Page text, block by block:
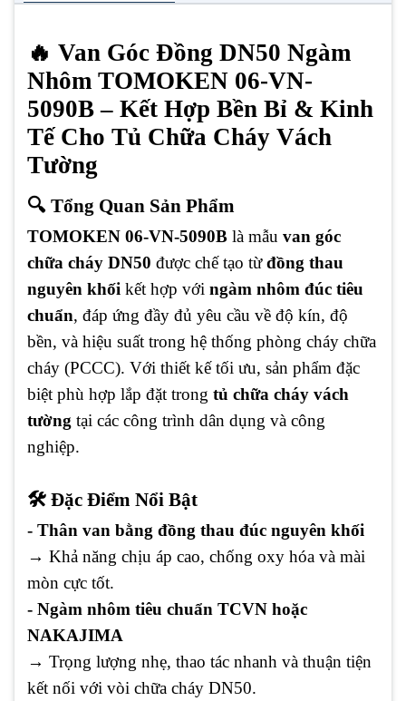
🔥 Van Góc Đồng DN50 Ngàm
Nhôm TOMOKEN 06-VN-
5090B – Kết Hợp Bền Bỉ & Kinh
Tế Cho Tủ Chữa Cháy Vách
Tường
🔍 Tổng Quan Sản Phẩm
TOMOKEN 06-VN-5090B là mẫu van góc
chữa cháy DN50 được chế tạo từđồng thau
nguyên khối kết hợp với ngàm nhôm đúc tiêu
chuẩn, đáp ứng đầy đủ yêu cầu về độ kín, độ
bền, và hiệu suất trong hệ thống phòng cháy chữa
cháy (PCCC). Với thiết kế tối ưu, sản phẩm đặc
biệt phù hợp lắp đặt trong tủ chữa cháy vách
tường tại các công trình dân dụng và công
nghiệp.
🛠️ Đặc Điểm Nổi Bật
- Thân van bằng đồng thau đúc nguyên khối
→ Khả năng chịu áp cao, chống oxy hóa và mài
mòn cực tốt.
- Ngàm nhôm tiêu chuẩn TCVN hoặc
NAKAJIMA
→ Trọng lượng nhẹ, thao tác nhanh và thuận tiện
kết nối với vòi chữa cháy DN50.